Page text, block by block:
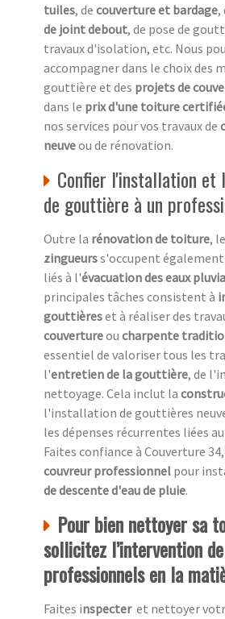
tuiles, de couverture et bardage,
de joint debout, de pose de
travaux d'isolation, etc. Nous
accompagner dans le choix des
gouttière et des projets de
dans le prix d'une toiture
nos services pour vos travaux de
neuveou de rénovation.
Confier l'installation et
de gouttière à un
Outre la rénovation de toiture,
zingueurss'occupent
liés à l'évacuation des eaux
principales tâches consistent à
gouttièreset à réaliser des
couvertureou charpente
essentiel de valoriser tous les
l'entretien de la gouttière, de
nettoyage. Cela inclut la
l'installation de gouttières
les dépenses récurrentes liées au
Faites confiance à Couverture
couvreur professionnel pour
de descente d'eau de pluie.
Pour bien nettoyer sa
sollicitez l’intervention de
professionnels en la
Faites inspecter et nettoyer